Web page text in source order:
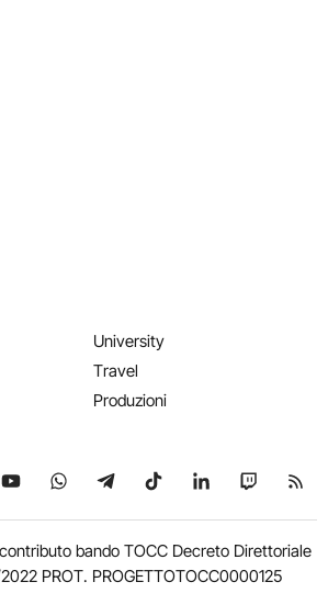
University
Travel
Produzioni
su X
Seguici su YouTube
Seguici su WhatsApp
Seguici su Telegram
Seguici su TikTok
Seguici su
Seguici
bando TOCC Decreto Direttoriale
PROT. PROGETTOTOCC0000125